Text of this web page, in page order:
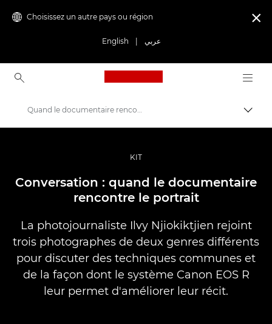
Choisissez un autre pays ou région
English عربي

Canon Logo, back to
Vidéo et photographie professionnelles
Histoires
Quand le documentaire rencontre le portrait
KIT
Conversation : quand le documentaire
rencontre le portrait
La photojournaliste Ilvy Njiokiktjien rejoint
trois photographes de deux genres différents
pour discuter des techniques communes et
de la façon dont le système Canon EOS R
leur permet d'améliorer leur récit.